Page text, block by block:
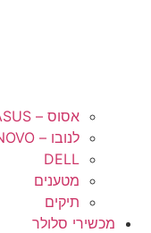
אסוס – ASUS
לנובו – LENOVO
DELL
מטענים
תיקים
מכשירי סלולר